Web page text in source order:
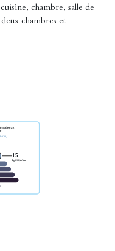
chambre, salle de
chambres et